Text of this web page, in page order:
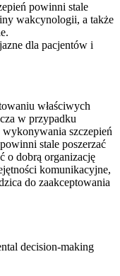
powinni stale
wakcynologii, a także
dla pacjentów i
właściwych
w przypadku
szczepień
stale poszerzać
o dobrą organizację
komunikacyjne,
do zaakceptowania
decision-making